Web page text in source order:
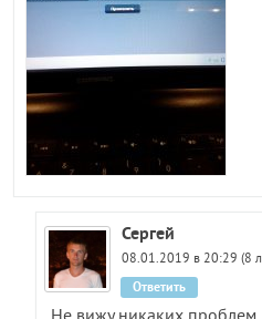
Сергей
08.01.2019 в 20:29 (8
Ответить